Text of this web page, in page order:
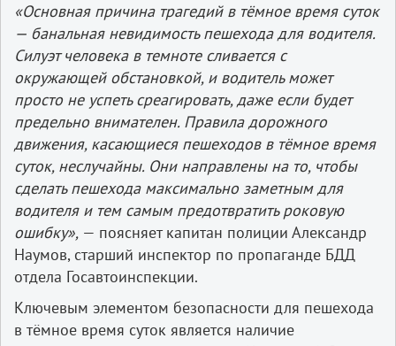
«Основная причина трагедий в тёмное время суток
— банальная невидимость пешехода для водителя.
Силуэт человека в темноте сливается с
окружающей обстановкой, и водитель может
просто не успеть среагировать, даже если будет
предельно внимателен. Правила дорожного
движения, касающиеся пешеходов в тёмное время
суток, неслучайны. Они направлены на то, чтобы
сделать пешехода максимально заметным для
водителя и тем самым предотвратить роковую
ошибку», — поясняет капитан полиции Александр
Наумов, старший инспектор по пропаганде БДД
отдела Госавтоинспекции.
Ключевым элементом безопасности для пешехода
в тёмное время суток является наличие